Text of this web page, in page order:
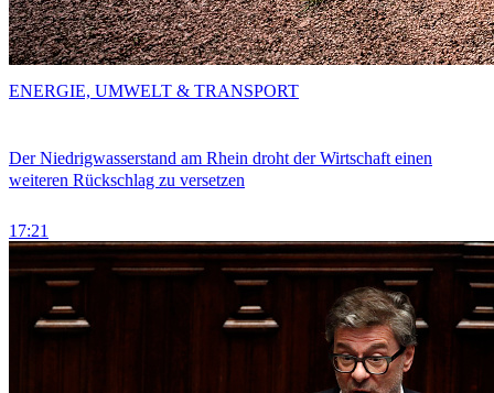
Der Niedrigwasserstand am Rhein droht der Wirtschaft einen
weiteren Rückschlag zu versetzen
17:21
ENERGIE, UMWELT & TRANSPORT